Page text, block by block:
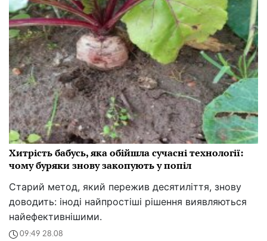
Хитрість бабусь, яка обійшла сучасні технології:
чому буряки знову закопують у попіл
Старий метод, який пережив десятиліття, знову
доводить: іноді найпростіші рішення виявляються
найефективнішими.
09:49 28.08